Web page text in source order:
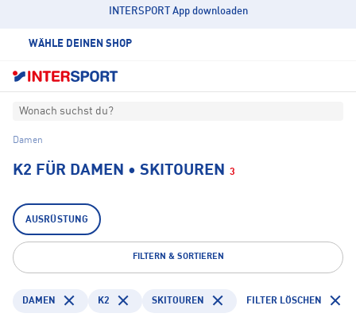
INTERSPORT App downloaden
WÄHLE DEINEN SHOP
Wonach suchst du?
Damen
K2 FÜR DAMEN • SKITOUREN 3
AUSRÜSTUNG
FILTERN & SORTIEREN
DAMEN K2 SKITOUREN FILTER LÖSCHEN